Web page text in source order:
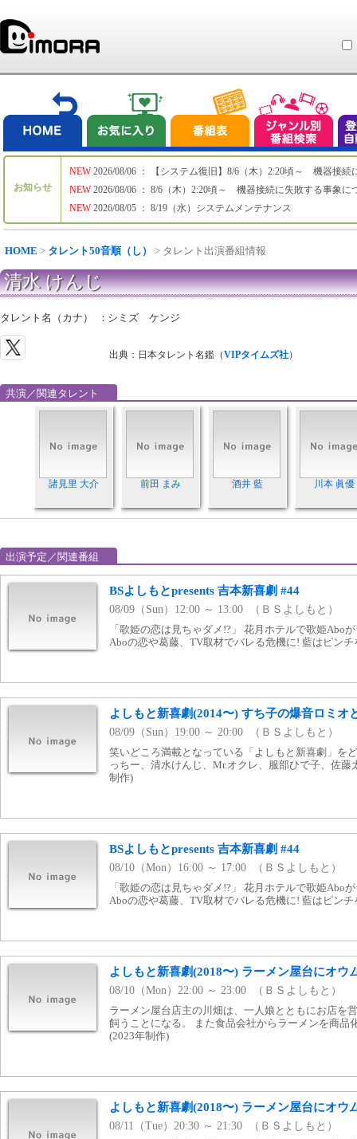
お知らせ
NEW
NEW
NEW
2026/08/06 ： 【システム復旧】8/6（木）2:20頃～ 機器接続
2026/08/06 ： 8/6（木）2:20頃～ 機器接続に失敗する事象に
2026/08/05 ： 8/19（水）システムメンテナンス
HOME > タレント50音順（し） > タレント出演番組情報
清水 けんじ
タレント名（カナ） ： シミズ ケンジ
出典：日本タレント名鑑（VIPタイムズ社）
共演／関連タレント
諸見里 大介 前田 まみ 酒井 藍 川本 眞優
出演予定／関連番組
BSよしもとpresents 吉本新喜劇 #44
08/09（Sun）12:00 ～ 13:00 （ＢＳよしもと）
「歌姫の恋は見ちゃダメ!?」 花月ホテルで歌姫Abo
Aboの恋や葛藤、TV取材でバレる危機に! 藍はピン
よしもと新喜劇(2014〜) すち子の爆音ロミオ
08/09（Sun）19:00 ～ 20:00 （ＢＳよしもと）
笑いどころ満載となっている「よしもと新喜劇」を
っちー、清水けんじ、Mr.オクレ、服部ひで子、佐藤
制作)
BSよしもとpresents 吉本新喜劇 #44
08/10（Mon）16:00 ～ 17:00 （ＢＳよしもと）
「歌姫の恋は見ちゃダメ!?」 花月ホテルで歌姫Abo
Aboの恋や葛藤、TV取材でバレる危機に! 藍はピン
よしもと新喜劇(2018〜) ラーメン屋台にオウ
08/10（Mon）22:00 ～ 23:00 （ＢＳよしもと）
ラーメン屋台店主の川畑は、一人娘とともにお店を
飼うことになる。 また食品会社からラーメンを商
(2023年制作)
よしもと新喜劇(2018〜) ラーメン屋台にオウ
08/11（Tue）20:30 ～ 21:30 （ＢＳよしもと）